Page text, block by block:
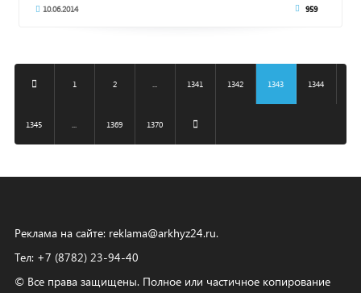
10.06.2014 959
1 2 1341 1342 1343 1344
1345 1369 1370
Реклама на сайте: reklama@arkhyz24.ru.
Тел: +7 (8782) 23‑94‑40
© Все права защищены. Полное или частичное копирование